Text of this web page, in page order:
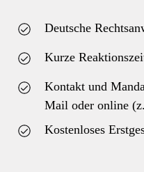
Deutsche
Kurze
Kontakt und
Mail oder online
Kostenloses